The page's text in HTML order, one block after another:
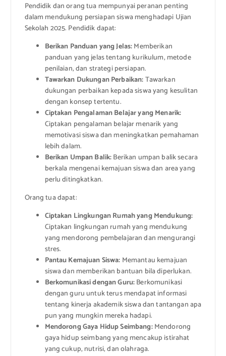
Pendidik dan orang tua mempunyai peranan penting
dalam mendukung persiapan siswa menghadapi Ujian
Sekolah 2025. Pendidik dapat:
Berikan Panduan yang Jelas:Memberikan
panduan yang jelas tentang kurikulum, metode
penilaian, dan strategi persiapan.
Tawarkan Dukungan Perbaikan:Tawarkan
dukungan perbaikan kepada siswa yang kesulitan
dengan konsep tertentu.
Ciptakan Pengalaman Belajar yang Menarik:
Ciptakan pengalaman belajar menarik yang
memotivasi siswa dan meningkatkan pemahaman
lebih dalam.
Berikan Umpan Balik:Berikan umpan balik secara
berkala mengenai kemajuan siswa dan area yang
perlu ditingkatkan.
Orang tua dapat:
Ciptakan Lingkungan Rumah yang Mendukung:
Ciptakan lingkungan rumah yang mendukung
yang mendorong pembelajaran dan mengurangi
stres.
Pantau Kemajuan Siswa: Memantau kemajuan
siswa dan memberikan bantuan bila diperlukan.
Berkomunikasi dengan Guru:Berkomunikasi
dengan guru untuk terus mendapat informasi
tentang kinerja akademik siswa dan tantangan apa
pun yang mungkin mereka hadapi.
Mendorong Gaya Hidup Seimbang:Mendorong
gaya hidup seimbang yang mencakup istirahat
yang cukup, nutrisi, dan olahraga.